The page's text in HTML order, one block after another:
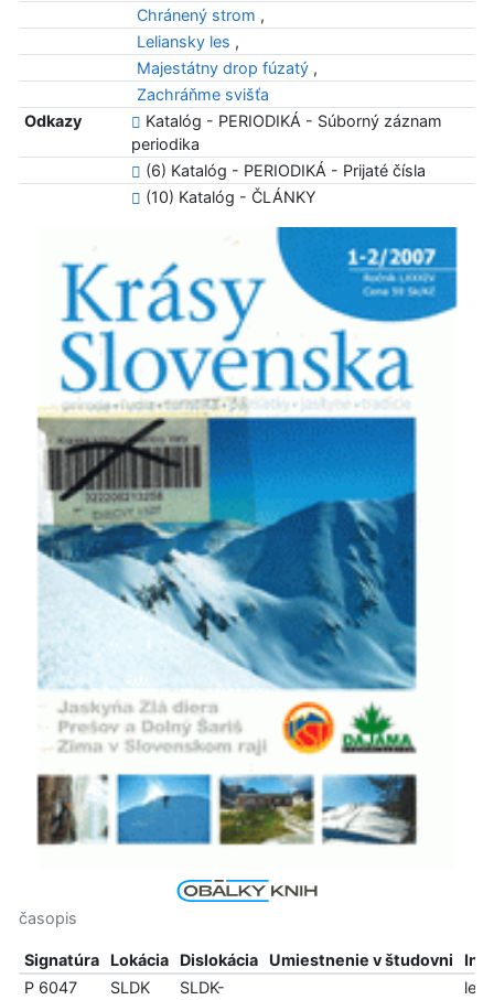
Chránený strom ,
Leliansky les ,
Majestátny drop fúzatý ,
Zachráňme svišťa
Odkazy
Katalóg - PERIODIKÁ - Súborný záznam
periodika
(6) Katalóg - PERIODIKÁ - Prijaté čísla
(10) Katalóg - ČLÁNKY
časopis
Signatúra Lokácia Dislokácia Umiestnenie v študovni
Info
P 6047
SLDK
SLDK-
len